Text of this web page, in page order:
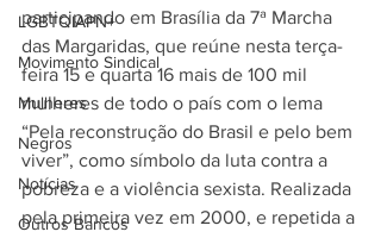
LGBTQIAPN+
Movimento Sindical
Mulheres
Negros
Notícias
Outros Bancos
participando em Brasília da 7ª Marcha
das Margaridas, que reúne nesta terça-
feira 15 e quarta 16 mais de 100 mil
mulheres de todo o país com o lema
“Pela reconstrução do Brasil e pelo bem
viver”, como símbolo da luta contra a
pobreza e a violência sexista. Realizada
pela primeira vez em 2000, e repetida a